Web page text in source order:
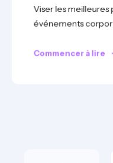
Viser les
événements
Commencer à lire